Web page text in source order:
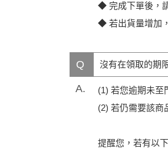
◆ 完成下單後，
◆ 若出貨量增加
Q 沒有在領取的期
A.
(1) 若您逾期未至
(2) 若仍需要該商
提醒您，若有以